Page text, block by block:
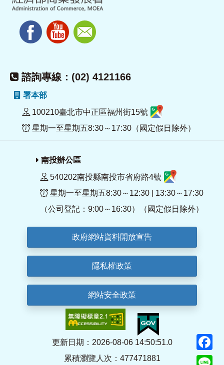
諮詢專線：(02) 4121166
署本部
100210臺北市中正區福州街15號
星期一至星期五8:30～17:30（國定假日除外）
南投辦公區
540202南投縣南投市省府路4號
星期一至星期五8:30～12:30 | 13:30～17:30
（公司登記：9:00～16:30）（國定假日除外）
政府網站資料開放宣告
隱私權政策
網站安全政策
更新日期：2026-08-06 14:50:51.0
累積瀏覽人次：477471881